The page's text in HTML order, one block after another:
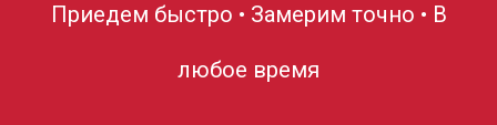
Приедем быстро • Замерим точно • В
любое время